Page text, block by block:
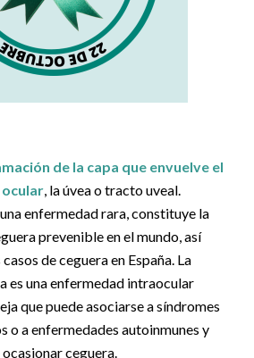
de la capa que envuelve el
, la úvea o tracto uveal.
enfermedad rara, constituye la
prevenible en el mundo, así
de ceguera en España. La
es una enfermedad intraocular
que puede asociarse a síndromes
o a enfermedades autoinmunes y
ceguera.